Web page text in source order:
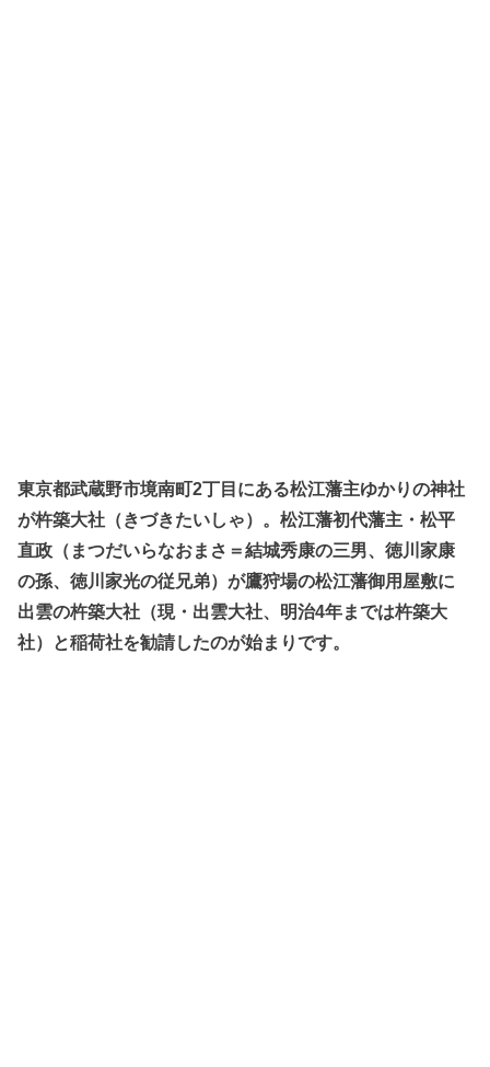
東京都武蔵野市境南町2丁目にある松江藩主ゆかりの神社
が杵築大社（きづきたいしゃ）。松江藩初代藩主・松平
直政（まつだいらなおまさ＝結城秀康の三男、徳川家康
の孫、徳川家光の従兄弟）が鷹狩場の松江藩御用屋敷に
出雲の杵築大社（現・出雲大社、明治4年までは杵築大
社）と稲荷社を勧請したのが始まりです。